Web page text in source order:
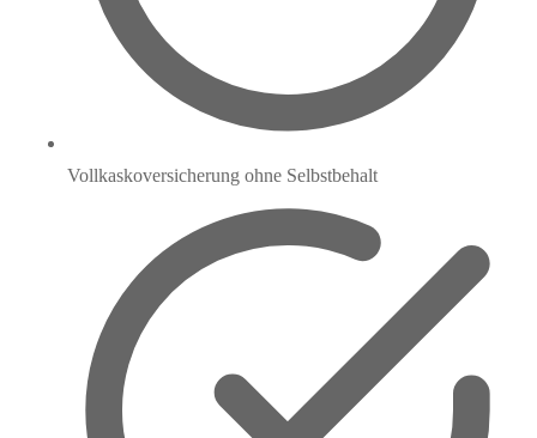
Vollkaskoversicherung ohne Selbstbehalt